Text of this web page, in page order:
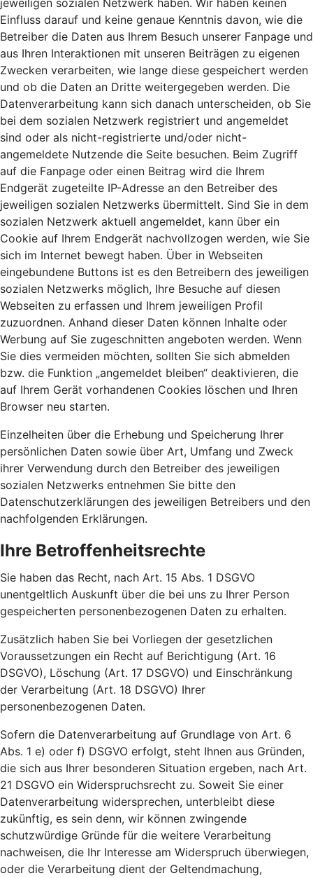
jeweiligen sozialen Netzwerk haben. Wir haben keinen
Einfluss darauf und keine genaue Kenntnis davon, wie die
Betreiber die Daten aus Ihrem Besuch unserer Fanpage und
aus Ihren Interaktionen mit unseren Beiträgen zu eigenen
Zwecken verarbeiten, wie lange diese gespeichert werden
und ob die Daten an Dritte weitergegeben werden. Die
Datenverarbeitung kann sich danach unterscheiden, ob Sie
bei dem sozialen Netzwerk registriert und angemeldet
sind oder als nicht-registrierte und/oder nicht-
angemeldete Nutzende die Seite besuchen. Beim Zugriff
auf die Fanpage oder einen Beitrag wird die Ihrem
Endgerät zugeteilte IP-Adresse an den Betreiber des
jeweiligen sozialen Netzwerks übermittelt. Sind Sie in dem
sozialen Netzwerk aktuell angemeldet, kann über ein
Cookie auf Ihrem Endgerät nachvollzogen werden, wie Sie
sich im Internet bewegt haben. Über in Webseiten
eingebundene Buttons ist es den Betreibern des jeweiligen
sozialen Netzwerks möglich, Ihre Besuche auf diesen
Webseiten zu erfassen und Ihrem jeweiligen Profil
zuzuordnen. Anhand dieser Daten können Inhalte oder
Werbung auf Sie zugeschnitten angeboten werden. Wenn
Sie dies vermeiden möchten, sollten Sie sich abmelden
bzw. die Funktion „angemeldet bleiben“ deaktivieren, die
auf Ihrem Gerät vorhandenen Cookies löschen und Ihren
Browser neu starten.
Einzelheiten über die Erhebung und Speicherung Ihrer
persönlichen Daten sowie über Art, Umfang und Zweck
ihrer Verwendung durch den Betreiber des jeweiligen
sozialen Netzwerks entnehmen Sie bitte den
Datenschutzerklärungen des jeweiligen Betreibers und den
nachfolgenden Erklärungen.
Ihre Betroffenheitsrechte
Sie haben das Recht, nach Art. 15 Abs. 1 DSGVO
unentgeltlich Auskunft über die bei uns zu Ihrer Person
gespeicherten personenbezogenen Daten zu erhalten.
Zusätzlich haben Sie bei Vorliegen der gesetzlichen
Voraussetzungen ein Recht auf Berichtigung (Art. 16
DSGVO), Löschung (Art. 17 DSGVO) und Einschränkung
der Verarbeitung (Art. 18 DSGVO) Ihrer
personenbezogenen Daten.
Sofern die Datenverarbeitung auf Grundlage von Art. 6
Abs. 1 e) oder f) DSGVO erfolgt, steht Ihnen aus Gründen,
die sich aus Ihrer besonderen Situation ergeben, nach Art.
21 DSGVO ein Widerspruchsrecht zu. Soweit Sie einer
Datenverarbeitung widersprechen, unterbleibt diese
zukünftig, es sein denn, wir können zwingende
schutzwürdige Gründe für die weitere Verarbeitung
nachweisen, die Ihr Interesse am Widerspruch überwiegen,
oder die Verarbeitung dient der Geltendmachung,